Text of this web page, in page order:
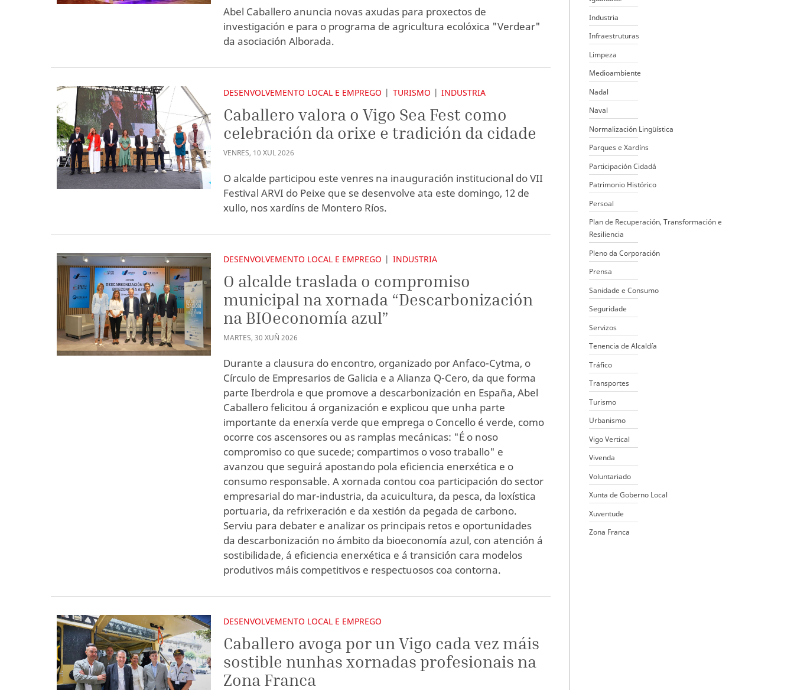
Abel Caballero anuncia novas axudas para proxectos de
investigación e para o programa de agricultura ecolóxica "Verdear"
da asociación Alborada.
DESENVOLVEMENTO LOCAL E EMPREGO TURISMO INDUSTRIA
Caballero valora o Vigo Sea Fest como
celebración da orixe e tradición da cidade
VENRES, 10 XUL2026
O alcalde participou este venres na inauguración institucional do VII
Festival ARVI do Peixe que se desenvolve ata este domingo, 12 de
xullo, nos xardíns de Montero Ríos.
DESENVOLVEMENTO LOCAL E EMPREGO INDUSTRIA
O alcalde traslada o compromiso
municipal na xornada “Descarbonización
na BIOeconomía azul”
MARTES,30 XUÑ 2026
Durante a clausura do encontro, organizado por Anfaco-Cytma, o
Círculo de Empresarios de Galicia e a Alianza Q-Cero, da que forma
parte Iberdrola e que promove a descarbonización en España, Abel
Caballero felicitou á organización e explicou que unha parte
importante da enerxía verde que emprega o Concello é verde, como
ocorre cos ascensores ou as ramplas mecánicas: "É o noso
compromiso co que sucede; compartimos o voso traballo" e
avanzou que seguirá apostando pola eficiencia enerxética e o
consumo responsable. A xornada contou coa participación do sector
empresarial do mar-industria, da acuicultura, da pesca, da loxística
portuaria, da refrixeración e da xestión da pegada de carbono.
Serviu para debater e analizar os principais retos e oportunidades
da descarbonización no ámbito da bioeconomía azul, con atención á
sostibilidade, á eficiencia enerxética e á transición cara modelos
produtivos máis competitivos e respectuosos coa contorna.
DESENVOLVEMENTO LOCAL E EMPREGO
Caballero avoga por un Vigo cada vez máis
sostible nunhas xornadas profesionais na
Zona Franca
Industria
Infraestruturas
Limpeza
Medioambiente
Nadal
Naval
Normalización Lingüística
Parques e Xardíns
Participación Cidadá
Patrimonio Histórico
Persoal
Plan de Recuperación, Transformación e
Resiliencia
Pleno da Corporación
Prensa
Sanidade e Consumo
Seguridade
Servizos
Tenencia de Alcaldía
Tráfico
Transportes
Turismo
Urbanismo
Vigo Vertical
Vivenda
Voluntariado
Xunta de Goberno Local
Xuventude
Zona Franca